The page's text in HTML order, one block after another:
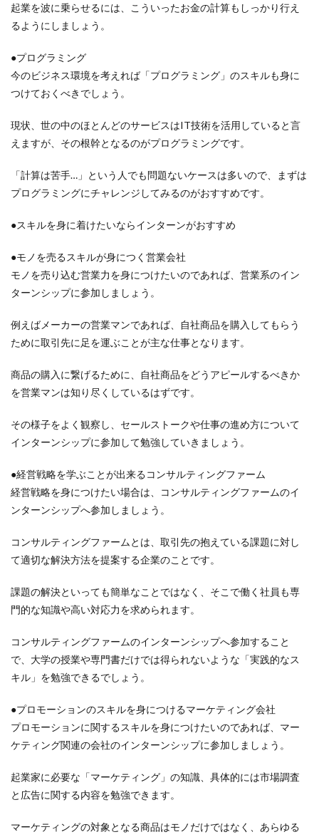
起業を波に乗らせるには、こういったお金の計算もしっかり行え
るようにしましょう。
●プログラミング
今のビジネス環境を考えれば「プログラミング」のスキルも身に
つけておくべきでしょう。
現状、世の中のほとんどのサービスはIT技術を活用していると言
えますが、その根幹となるのがプログラミングです。
「計算は苦手…」という人でも問題ないケースは多いので、まずは
プログラミングにチャレンジしてみるのがおすすめです。
●スキルを身に着けたいならインターンがおすすめ
●モノを売るスキルが身につく営業会社
モノを売り込む営業力を身につけたいのであれば、営業系のイン
ターンシップに参加しましょう。
例えばメーカーの営業マンであれば、自社商品を購入してもらう
ために取引先に足を運ぶことが主な仕事となります。
商品の購入に繋げるために、自社商品をどうアピールするべきか
を営業マンは知り尽くしているはずです。
その様子をよく観察し、セールストークや仕事の進め方について
インターンシップに参加して勉強していきましょう。
●経営戦略を学ぶことが出来るコンサルティングファーム
経営戦略を身につけたい場合は、コンサルティングファームのイ
ンターンシップへ参加しましょう。
コンサルティングファームとは、取引先の抱えている課題に対し
て適切な解決方法を提案する企業のことです。
課題の解決といっても簡単なことではなく、そこで働く社員も専
門的な知識や高い対応力を求められます。
コンサルティングファームのインターンシップへ参加すること
で、大学の授業や専門書だけでは得られないような「実践的なス
キル」を勉強できるでしょう。
●プロモーションのスキルを身につけるマーケティング会社
プロモーションに関するスキルを身につけたいのであれば、マー
ケティング関連の会社のインターンシップに参加しましょう。
起業家に必要な「マーケティング」の知識、具体的には市場調査
と広告に関する内容を勉強できます。
マーケティングの対象となる商品はモノだけではなく、あらゆる